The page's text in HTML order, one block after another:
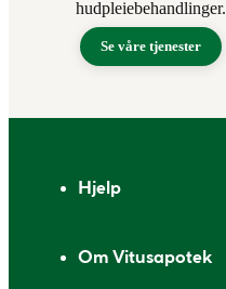
hudpleiebehandlinger.
Se våre tjenester
Hjelp
Om Vitusapotek